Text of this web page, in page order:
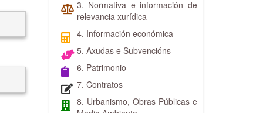
3. Normativa e información de
relevancia xurídica
4. Información económica
5. Axudas e Subvencións
6. Patrimonio
7. Contratos
8. Urbanismo, Obras Públicas e